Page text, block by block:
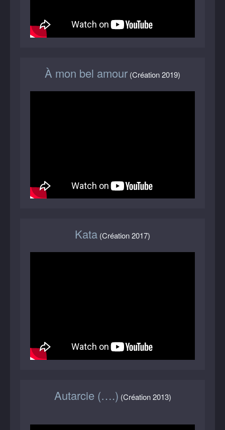
À mon bel amour (Création 2019)
Kata (Création 2017)
Autarcie (….) (Création 2013)